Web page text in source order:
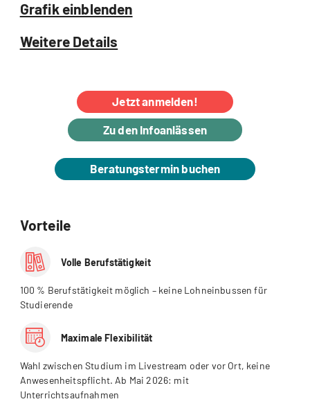
Grafik einblenden
Weitere Details
Jetzt anmelden!
Zu den Infoanlässen
Beratungstermin buchen
Vorteile
Volle Berufstätigkeit
100 % Berufstätigkeit möglich – keine Lohneinbussen für
Studierende
Maximale Flexibilität
Wahl zwischen Studium im Livestream oder vor Ort, keine
Anwesenheitspflicht. Ab Mai 2026: mit
Unterrichtsaufnahmen